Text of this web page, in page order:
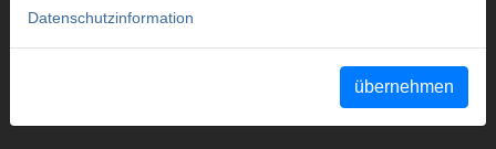
Sicherheitshinweise PZ/PR/ZZ/PZ E01/Kabelschere
Datenschutzinformation
übernehmen